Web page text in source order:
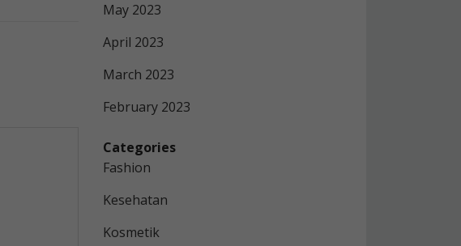
May 2023
April 2023
March 2023
February 2023
Categories
Fashion
Kesehatan
Kosmetik